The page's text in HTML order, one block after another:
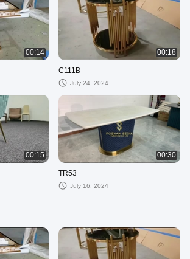
00:14 00:18
C111B
July 24, 2024
00:15 00:30
TR53
July 16, 2024